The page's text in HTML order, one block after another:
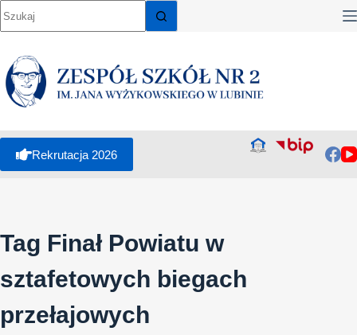
Przejdź
do
Rekrutacja 2026
Tag Finał Powiatu w
sztafetowych biegach
przełajowych